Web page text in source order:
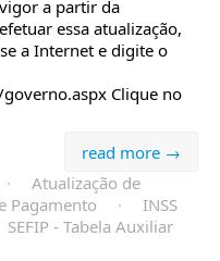
a partir da
essa atualização,
a Internet e digite o
Clique no
read more →
·
Atualização de
Pagamento ·
INSS
SEFIP - Tabela Auxiliar